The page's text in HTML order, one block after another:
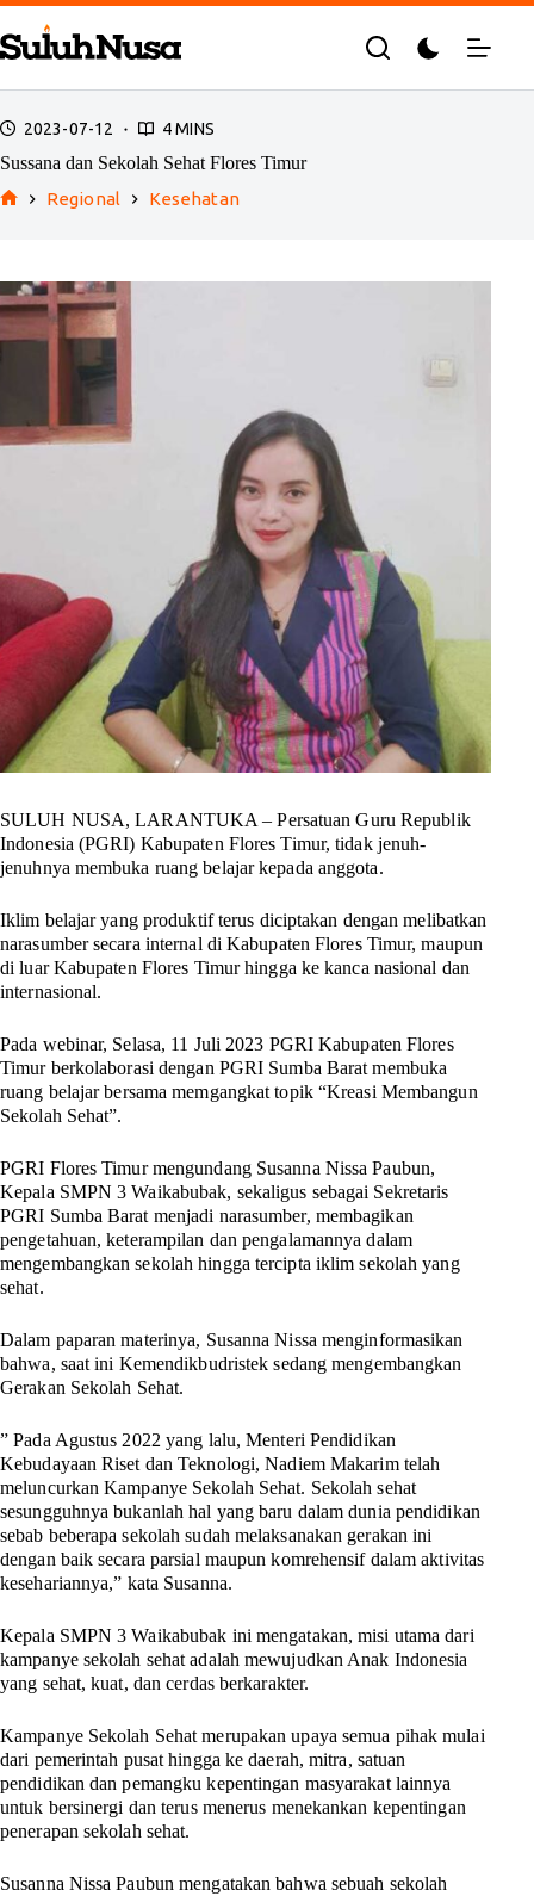
Skip
to
content
2023-07-12 4 MINS
Sussana dan Sekolah Sehat Flores Timur
Regional Kesehatan
SULUH NUSA, LARANTUKA –Persatuan Guru Republik
Indonesia (PGRI) Kabupaten Flores Timur, tidak jenuh-
jenuhnya membuka ruang belajar kepada anggota.
Iklim belajar yang produktif terus diciptakan dengan melibatkan
narasumber secara internal di Kabupaten Flores Timur, maupun
di luar Kabupaten Flores Timur hingga ke kanca nasional dan
internasional.
Pada webinar, Selasa, 11 Juli 2023 PGRI Kabupaten Flores
Timur berkolaborasi dengan PGRI Sumba Barat membuka
ruang belajar bersama memgangkat topik “Kreasi Membangun
Sekolah Sehat”.
PGRI Flores Timur mengundang Susanna Nissa Paubun,
Kepala SMPN 3 Waikabubak, sekaligus sebagai Sekretaris
PGRI Sumba Barat menjadi narasumber, membagikan
pengetahuan, keterampilan dan pengalamannya dalam
mengembangkan sekolah hingga tercipta iklim sekolah yang
sehat.
Dalam paparan materinya, Susanna Nissa menginformasikan
bahwa, saat ini Kemendikbudristek sedang mengembangkan
Gerakan Sekolah Sehat.
” Pada Agustus 2022 yang lalu, Menteri Pendidikan
Kebudayaan Riset dan Teknologi, Nadiem Makarim telah
meluncurkan Kampanye Sekolah Sehat. Sekolah sehat
sesungguhnya bukanlah hal yang baru dalam dunia pendidikan
sebab beberapa sekolah sudah melaksanakan gerakan ini
dengan baik secara parsial maupun komrehensif dalam aktivitas
kesehariannya,” kata Susanna.
Kepala SMPN 3 Waikabubak ini mengatakan, misi utama dari
kampanye sekolah sehat adalah mewujudkan Anak Indonesia
yang sehat, kuat, dan cerdas berkarakter.
Kampanye Sekolah Sehat merupakan upaya semua pihak mulai
dari pemerintah pusat hingga ke daerah, mitra, satuan
pendidikan dan pemangku kepentingan masyarakat lainnya
untuk bersinergi dan terus menerus menekankan kepentingan
penerapan sekolah sehat.
Susanna Nissa Paubun mengatakan bahwa sebuah sekolah